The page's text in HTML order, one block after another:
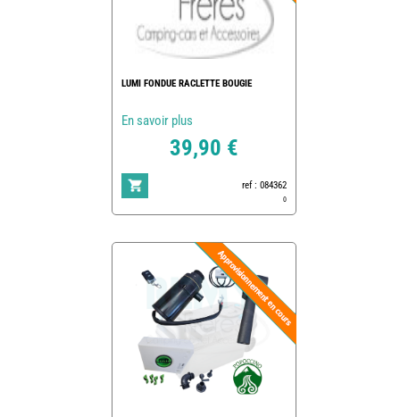
LUMI FONDUE RACLETTE BOUGIE
En savoir plus
39,90 €
ref : 084362
0